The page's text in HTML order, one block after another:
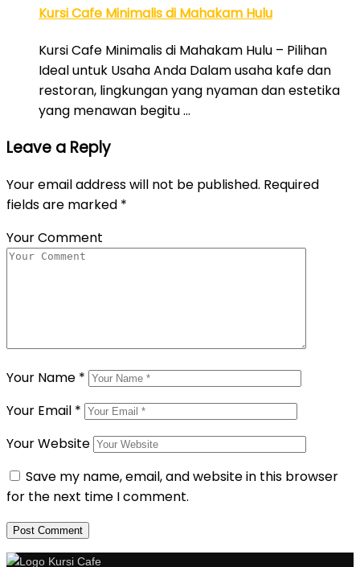
Kursi Cafe Minimalis di Mahakam Hulu
Kursi Cafe Minimalis di Mahakam Hulu – Pilihan
Ideal untuk Usaha Anda Dalam usaha kafe dan
restoran, lingkungan yang nyaman dan estetika
yang menawan begitu …
Leave a Reply
Your email address will not be published. Required
fields are marked *
Your Comment
Your Name *
Your Email *
Your Website
Save my name, email, and website in this browser
for the next time I comment.